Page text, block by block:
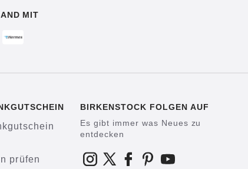
MIT
prüfen
BIRKENSTOCK FOLGEN AUF
Es gibt immer was Neues zu
entdecken